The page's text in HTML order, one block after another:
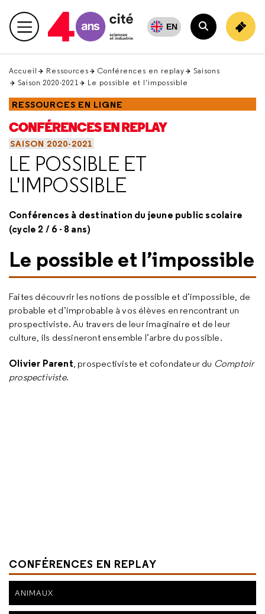
en
haut Menu principal EN
Rechercher
Accueil Ressources Conférences en replay
Saisons
Saison 2020-2021
Le possible et l'impossible
RESSOURCES EN LIGNE
CONFÉRENCES EN REPLAY
SAISON 2020-2021
LE POSSIBLE ET
L'IMPOSSIBLE
Conférences à destination du jeune public scolaire
(cycle 2 / 6 - 8 ans)
Le possible et l’impossible
Faites découvrir les notions de possible et d’impossible, de
probable et d’improbable à vos élèves en rencontrant un
prospectiviste. Au travers de leur imaginaire et de leur
culture, ils dessineront ensemble l’arbre du possible.
Olivier Parent, prospectiviste et cofondateur du Comptoir
prospectiviste.
CONFÉRENCES EN REPLAY
ANIMAUX